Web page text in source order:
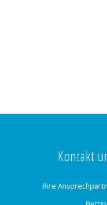
Kontakt
Ihre